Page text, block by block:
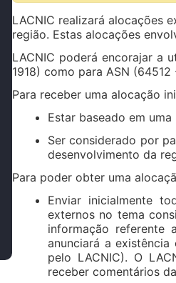
LACNIC realizará alocações
região. Estas alocações
LACNIC poderá encorajar a
1918) como para ASN
Para receber uma alocação
Estar baseado em
Ser considerado por
desenvolvimento da
Para poder obter uma
Enviar inicialmente
externos no tema
informação referente
anunciará a
pelo LACNIC). O
receber comentários